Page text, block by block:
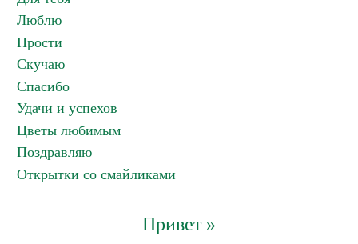
Люблю
Прости
Скучаю
Спасибо
Удачи и успехов
Цветы любимым
Поздравляю
Открытки со смайликами
Привет »